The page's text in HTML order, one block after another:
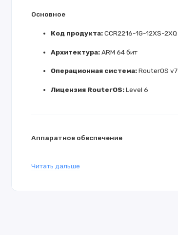
Основное
Код продукта:CCR2216-1G-12XS-2XQ
Архитектура:ARM 64 бит
Операционная система:RouterOS v7
Лицензия RouterOS:Level 6
Аппаратное обеспечение
Читать дальше